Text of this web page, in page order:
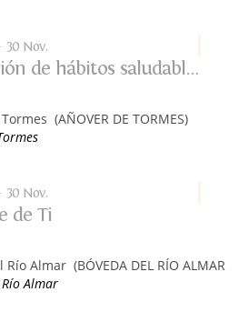
30 Nov.
Promoción de hábitos saludables: Depende de ti
(AÑOVER DE TORMES)
30 Nov.
de Ti
Río Almar (BÓVEDA DEL RÍO ALMAR)
Almar